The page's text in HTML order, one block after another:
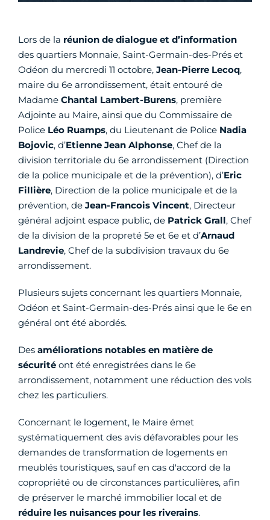
Lors de la réunion de dialogue et d’information
des quartiers Monnaie, Saint-Germain-des-Prés et
Odéon du mercredi 11 octobre, Jean-Pierre Lecoq,
maire du 6e arrondissement, était entouré de
Madame Chantal Lambert-Burens, première
Adjointe au Maire, ainsi que du Commissaire de
Police Léo Ruamps, du Lieutenant de Police Nadia
Bojovic, d’Etienne Jean Alphonse, Chef de la
division territoriale du 6e arrondissement (Direction
de la police municipale et de la prévention), d’Eric
Fillière, Direction de la police municipale et de la
prévention, de Jean-Francois Vincent, Directeur
général adjoint espace public, de Patrick Grall, Chef
de la division de la propreté 5e et 6e et d’Arnaud
Landrevie, Chef de la subdivision travaux du 6e
arrondissement.
Plusieurs sujets concernant les quartiers Monnaie,
Odéon et Saint-Germain-des-Prés ainsi que le 6e en
général ont été abordés.
Des améliorations notables en matière de
sécurité ont été enregistrées dans le 6e
arrondissement, notamment une réduction des vols
chez les particuliers.
Concernant le logement, le Maire émet
systématiquement des avis défavorables pour les
demandes de transformation de logements en
meublés touristiques, sauf en cas d'accord de la
copropriété ou de circonstances particulières, afin
de préserver le marché immobilier local et de
réduire les nuisances pour les riverains.